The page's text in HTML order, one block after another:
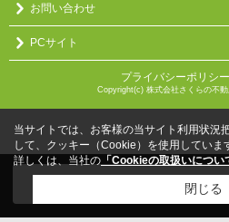
お問い合わせ
PCサイト
プライバシーポリシー
Copyright(c) 株式会社さくらの不
こちらの物件をご覧の方にお
当サイトでは、お客様の当サイト利用状況
して、クッキー（Cookie）を使用していま
詳しくは、当社の 「Cookieの取扱いについ
閉じる